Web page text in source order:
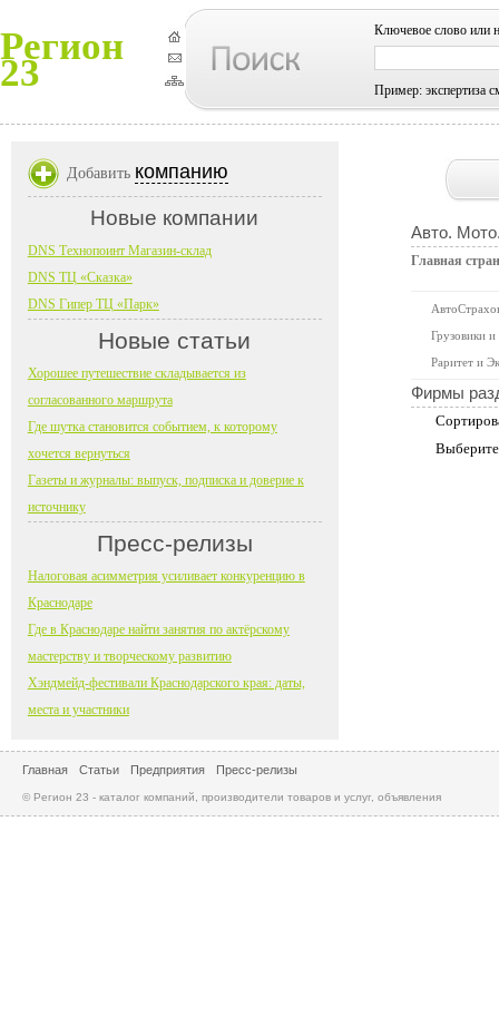
Регион
23
Ключевое слово или
Пример: экспертиза
Авто.
Главная
Грузовики
Раритет и
Фирмы
Добавить компанию
Новые компании
DNS Технопоинт Магазин-склад
DNS ТЦ «Сказка»
DNS Гипер ТЦ «Парк»
Новые статьи
Хорошее путешествие складывается из
согласованного маршрута
Где шутка становится событием, к которому
хочется вернуться
Газеты и журналы: выпуск, подписка и доверие к
источнику
Пресс-релизы
Налоговая асимметрия усиливает конкуренцию в
Краснодаре
Где в Краснодаре найти занятия по актёрскому
мастерству и творческому развитию
Хэндмейд-фестивали Краснодарского края: даты,
места и участники
Главная Статьи Предприятия Пресс-релизы
© Регион 23 - каталог компаний, производители товаров и услуг, объявления